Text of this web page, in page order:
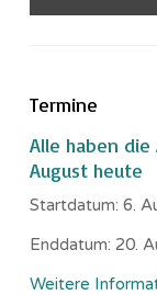
Termine
Alle haben die
August heute
Startdatum: 6.
Enddatum: 20.
Weitere